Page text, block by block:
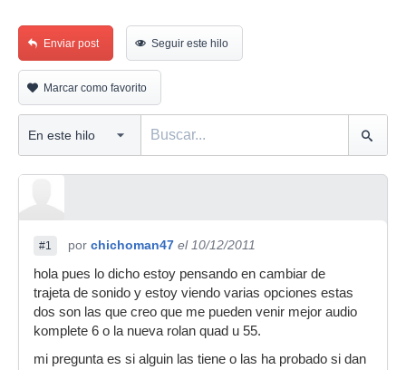
Enviar post Seguir este hilo
Marcar como favorito
#1 por chichoman47 el 10/12/2011
hola pues lo dicho estoy pensando en cambiar de
trajeta de sonido y estoy viendo varias opciones estas
dos son las que creo que me pueden venir mejor audio
komplete 6 o la nueva rolan quad u 55.
mi pregunta es si alguin las tiene o las ha probado si dan